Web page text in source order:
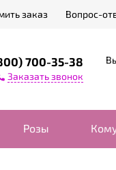
заказ Вопрос-
700-35-38
Заказать звонок
Розы